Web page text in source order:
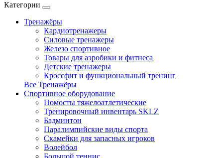
Категории
Тренажёры
Кардиотренажеры
Силовые тренажеры
Железо спортивное
Товары для аэробики и фитнеса
Детские тренажеры
Кроссфит и функциональный тренинг
Все Тренажёры
Спортивное оборудование
Помосты тяжелоатлетические
Тренировочный инвентарь SKLZ
Бадминтон
Паралимпийские виды спорта
Скамейки для запасных игроков
Волейбол
Большой теннис